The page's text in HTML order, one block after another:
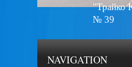
"Трайко
№ 39
NAVIGATION